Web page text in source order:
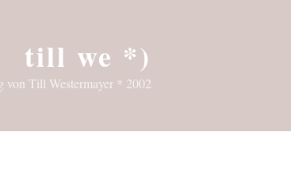
till we *)
von Till Westermayer * 2002